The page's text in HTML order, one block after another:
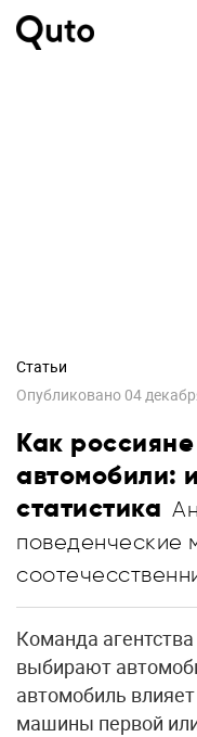
Статьи
Опубликовано 04
Как
автомобили:
статистика
поведенческие
Команда
выбирают
автомобиль
машины первой